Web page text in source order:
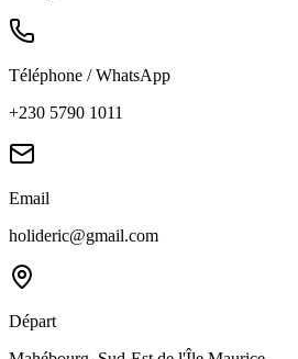
Téléphone / WhatsApp
+230 5790 1011
Email
holideric@gmail.com
Départ